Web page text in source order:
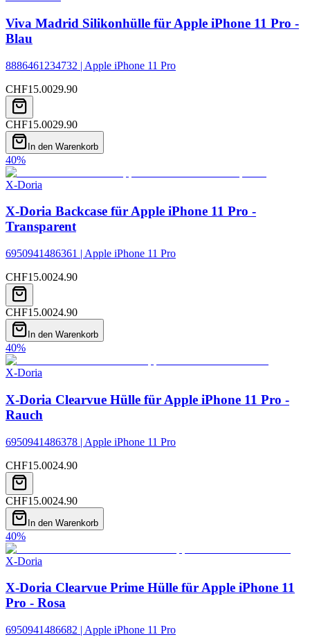
Viva Madrid Silikonhülle für Apple iPhone 11 Pro -
Blau
8886461234732 | Apple iPhone 11 Pro
CHF15.0029.90
CHF15.0029.90
In den Warenkorb
40%
X-Doria
X-Doria Backcase für Apple iPhone 11 Pro -
Transparent
6950941486361 | Apple iPhone 11 Pro
CHF15.0024.90
CHF15.0024.90
In den Warenkorb
40%
X-Doria
X-Doria Clearvue Hülle für Apple iPhone 11 Pro -
Rauch
6950941486378 | Apple iPhone 11 Pro
CHF15.0024.90
CHF15.0024.90
In den Warenkorb
40%
X-Doria
X-Doria Clearvue Prime Hülle für Apple iPhone 11
Pro - Rosa
6950941486682 | Apple iPhone 11 Pro